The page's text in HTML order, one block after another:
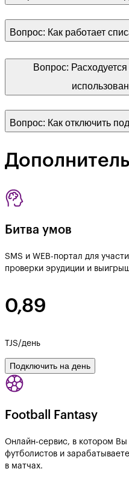
Вопрос: Как работает
Вопрос:
Вопрос: Как отключить
Битва умов
SMS и WEB-портал для
проверки эрудиции и
0,89
TJS/день
Подключить на день
Football Fantasy
Онлайн-сервис, в котором
футболистов и
в матчах.